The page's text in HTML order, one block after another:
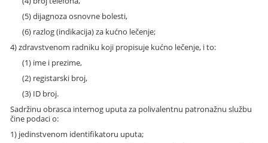
(5) dijagnoza osnovne bolesti,
(6) razlog (indikacija) za kućno lečenje;
4) zdravstvenom radniku koji propisuje kućno lečenje, i to:
(1) ime i prezime,
(2) registarski broj,
(3) ID broj.
Sadržinu obrasca internog uputa za polivalentnu patronažnu službu
čine podaci o:
1) jedinstvenom identifikatoru uputa;